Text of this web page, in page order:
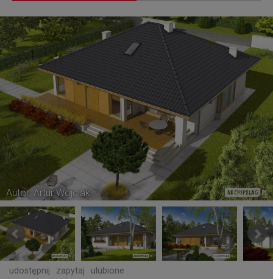
Autor: Artur Wójciak
udostępnij zapytaj ulubione